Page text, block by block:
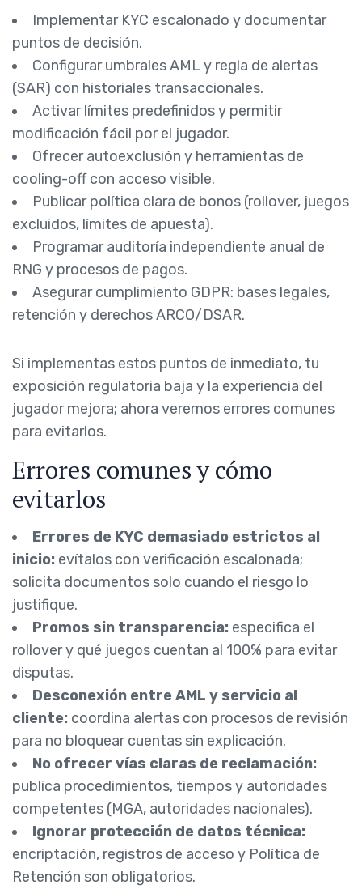
Implementar KYC escalonado y documentar
puntos de decisión.
Configurar umbrales AML y regla de alertas
(SAR) con historiales transaccionales.
Activar límites predefinidos y permitir
modificación fácil por el jugador.
Ofrecer autoexclusión y herramientas de
cooling-off con acceso visible.
Publicar política clara de bonos (rollover, juegos
excluidos, límites de apuesta).
Programar auditoría independiente anual de
RNG y procesos de pagos.
Asegurar cumplimiento GDPR: bases legales,
retención y derechos ARCO/DSAR.
Si implementas estos puntos de inmediato, tu
exposición regulatoria baja y la experiencia del
jugador mejora; ahora veremos errores comunes
para evitarlos.
Errores comunes y cómo
evitarlos
Errores de KYC demasiado estrictos al
inicio: evítalos con verificación escalonada;
solicita documentos solo cuando el riesgo lo
justifique.
Promos sin transparencia: especifica el
rollover y qué juegos cuentan al 100% para evitar
disputas.
Desconexión entre AML y servicio al
cliente: coordina alertas con procesos de revisión
para no bloquear cuentas sin explicación.
No ofrecer vías claras de reclamación:
publica procedimientos, tiempos y autoridades
competentes (MGA, autoridades nacionales).
Ignorar protección de datos técnica:
encriptación, registros de acceso y Política de
Retención son obligatorios.